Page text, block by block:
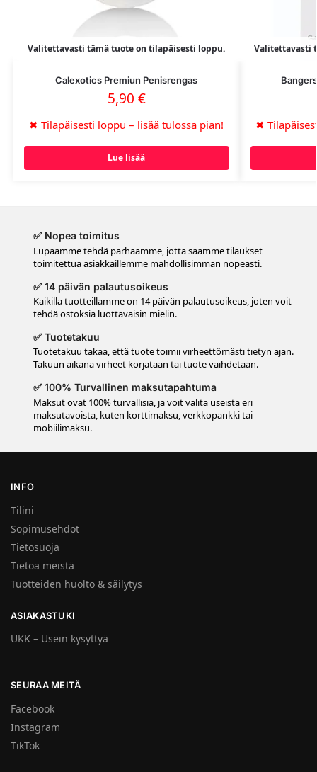
Valitettavasti tämä tuote on tilapäisesti loppu.
Calexotics Premiun Penisrengas
5,90 €
✖ Tilapäisesti loppu – lisää tulossa pian!
Lue lisää
Valitettavasti
✖
✅ Nopea toimitus
Lupaamme tehdä parhaamme, jotta saamme tilaukset
toimitettua asiakkaillemme mahdollisimman nopeasti.
✅ 14 päivän palautusoikeus
Kaikilla tuotteillamme on 14 päivän palautusoikeus, joten voit
tehdä ostoksia luottavaisin mielin.
✅ Tuotetakuu
Tuotetakuu takaa, että tuote toimii virheettömästi tietyn ajan.
Takuun aikana virheet korjataan tai tuote vaihdetaan.
✅ 100% Turvallinen maksutapahtuma
Maksut ovat 100% turvallisia, ja voit valita useista eri
maksutavoista, kuten korttimaksu, verkkopankki tai
mobiilimaksu.
INFO
Tilini
Sopimusehdot
Tietosuoja
Tietoa meistä
Tuotteiden huolto & säilytys
ASIAKASTUKI
UKK – Usein kysyttyä
SEURAA MEITÄ
Facebook
Instagram
TikTok